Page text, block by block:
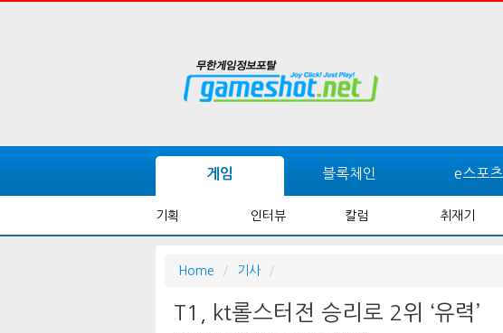
게임 블록체인 e스포츠
기획 인터뷰 칼럼 취재기
Home 기사
T1, kt롤스터전 승리로 2위 ‘유력’